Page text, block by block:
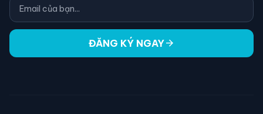
ĐĂNG KÝ NGAYarrow_forward